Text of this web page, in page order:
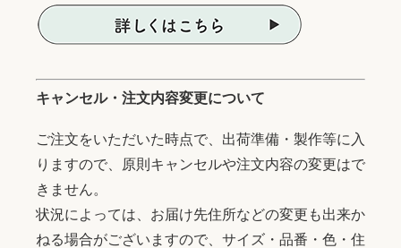
キャンセル・注文内容変更について
ご注文をいただいた時点で、出荷準備・製作等に入
りますので、原則キャンセルや注文内容の変更はで
きません。
状況によっては、お届け先住所などの変更も出来か
ねる場合がございますので、サイズ・品番・色・住